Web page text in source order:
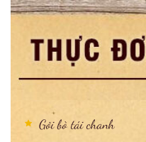
Gỏi bò tái chanh